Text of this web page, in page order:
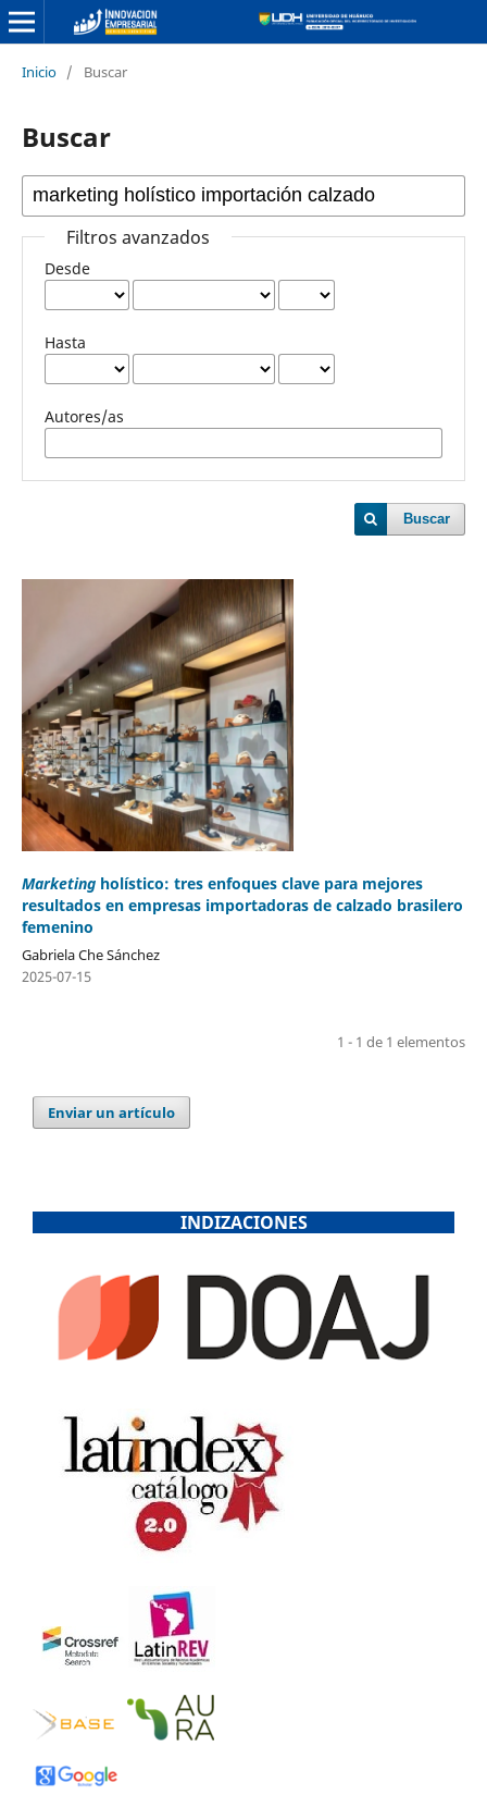
Inicio / Buscar
Buscar
Filtros avanzados
Desde
Hasta
Autores/as
Buscar
Marketingholístico: tres enfoques clave para mejores
resultados en empresas importadoras de calzado brasilero
femenino
Gabriela Che Sánchez
2025-07-15
1 - 1 de 1 elementos
Enviar un artículo
INDIZACIONES